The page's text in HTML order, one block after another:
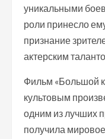
уникальными
роли принесло
признание
актерским
Фильм «Большой
культовым
одним из лучших
получила